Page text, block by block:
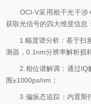
OCI-V采用相干光干涉+
获取光信号的四大维度信息：
1.幅度谱分析：基于扫频
测器，0.1nm分辨率解析损
2.相位谱解调：通过IQ
围±1000ps/nm；
3.偏振态追踪：内置斯